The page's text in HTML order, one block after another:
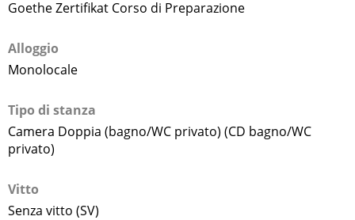
Goethe Zertifikat Corso di Preparazione
Alloggio
Monolocale
Tipo di stanza
Camera Doppia (bagno/WC privato) (CD bagno/WC
privato)
Vitto
Senza vitto (SV)